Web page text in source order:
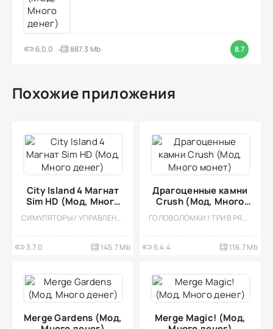
6.0.0 887.3 Mb 8.7
Похожие приложения
City Island 4 Магнат
Sim HD (Мод, Много
денег)
СИМУЛЯТОРЫ / УПРАВЛЕНИЕ / ГРАДОСТРОЕНИЕ / ОДНОПОЛЬЗОВАТЕЛЬСКИЕ / СТИЛИЗАЦИЯ / ОФЛАЙН / МОД / ВСТРОЕННЫЙ КЕШ
3.7.0 145.7 Mb
Драгоценные камни
Crush (Мод, Много
монет)
ГОЛОВОЛОМКИ / ТРИ В РЯД / КАЗУАЛЬНЫЕ / СТИЛИЗАЦИЯ / ОДНОПОЛЬЗОВАТЕЛЬСКИЕ / ОФЛАЙН / МОД / ВСТРОЕННЫЙ КЕШ / МАЛЕНЬКАЯ / ДЛЯ ДЕТЕЙ / ДЕВОЧКАМ
6.4.4 116.7 Mb
Merge Gardens (Мод,
Merge Magic! (Мод,